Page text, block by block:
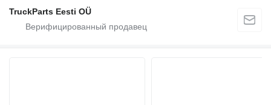
TruckParts Eesti OÜ